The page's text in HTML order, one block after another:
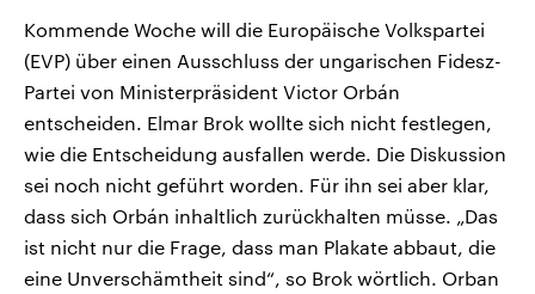
Kommende Woche will die Europäische Volkspartei
(EVP) über einen Ausschluss der ungarischen Fidesz-
Partei von Ministerpräsident Victor Orbán
entscheiden. Elmar Brok wollte sich nicht festlegen,
wie die Entscheidung ausfallen werde. Die Diskussion
sei noch nicht geführt worden. Für ihn sei aber klar,
dass sich Orbán inhaltlich zurückhalten müsse. „Das
ist nicht nur die Frage, dass man Plakate abbaut, die
eine Unverschämtheit sind“, so Brok wörtlich. Orban